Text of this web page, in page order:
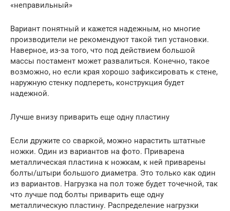
«неправильный»
Вариант понятный и кажется надежным, но многие
производители не рекомендуют такой тип установки.
Наверное, из-за того, что под действием большой
массы постамент может развалиться. Конечно, такое
возможно, но если края хорошо зафиксировать к стене,
наружную стенку подпереть, конструкция будет
надежной.
Лучше внизу приварить еще одну пластину
Если дружите со сваркой, можно нарастить штатные
ножки. Один из вариантов на фото. Приварена
металлическая пластина к ножкам, к ней приварены
болты/штыри большого диаметра. Это только как один
из вариантов. Нагрузка на пол тоже будет точечной, так
что лучше под болты приварить еще одну
металлическую пластину. Распределение нагрузки